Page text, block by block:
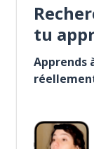
tu
Apprends